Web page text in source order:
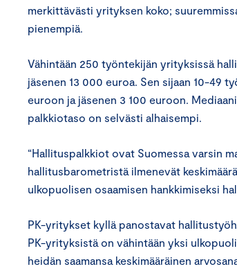
merkittävästi yrityksen koko;
pienempiä.
Vähintään 250 työntekijän yrityksissä
jäsenen 13 000 euroa. Sen sijaan 10-49
euroon ja jäsenen 3 100 euroon.
palkkiotaso on selvästi alhaisempi.
“Hallituspalkkiot ovat Suomessa varsin
hallitusbarometristä ilmenevät
ulkopuolisen osaamisen hankkimiseksi
PK-yritykset kyllä panostavat
PK-yrityksistä on vähintään yksi
heidän saamansa keskimääräinen